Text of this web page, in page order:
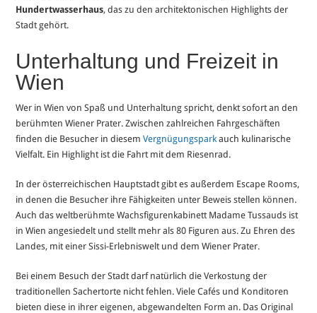
Hundertwasserhaus, das zu den architektonischen Highlights der
Stadt gehört.
Unterhaltung und Freizeit in
Wien
Wer in Wien von Spaß und Unterhaltung spricht, denkt sofort an den
berühmten Wiener Prater. Zwischen zahlreichen Fahrgeschäften
finden die Besucher in diesemVergnügungspark auch kulinarische
Vielfalt. Ein Highlight ist die Fahrt mit dem Riesenrad.
In der österreichischen Hauptstadt gibt es außerdem Escape Rooms,
in denen die Besucher ihre Fähigkeiten unter Beweis stellen können.
Auch das weltberühmte Wachsfigurenkabinett Madame Tussauds ist
in Wien angesiedelt und stellt mehr als 80 Figuren aus. Zu Ehren des
Landes, mit einer Sissi-Erlebniswelt und dem Wiener Prater.
Bei einem Besuch der Stadt darf natürlich die Verkostung der
traditionellen Sachertorte nicht fehlen. Viele Cafés und Konditoren
bieten diese in ihrer eigenen, abgewandelten Form an. Das Original